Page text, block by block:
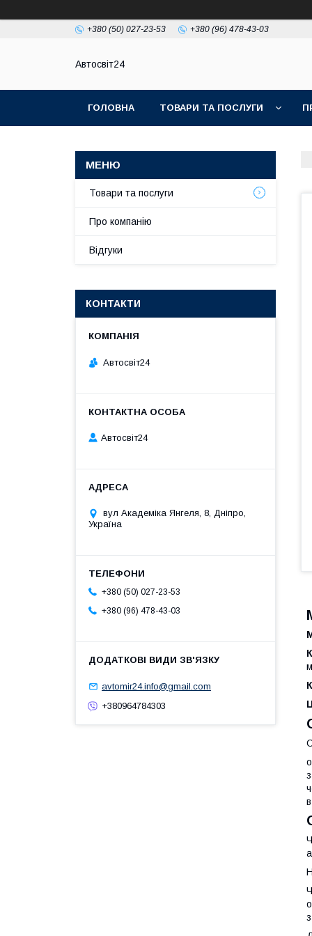
+380 (50) 027-23-53 +380 (96) 478-43-03
Автосвіт24
ГОЛОВНА ТОВАРИ ТА ПОСЛУГИ
Товари та послуги
Про компанію
Відгуки
КОНТАКТИ
Автосвіт24
Автосвіт24
вул Академіка Янгеля, 8, Дніпро,
Україна
+380 (50) 027-23-53
+380 (96) 478-43-03
avtomir24.info@gmail.com
+380964784303